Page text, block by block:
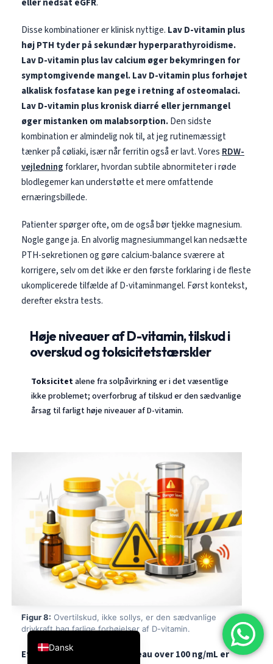
Disse kombinationer er klinisk nyttige. Lav D-vitamin plus
høj PTH tyder på sekundær hyperparathyroidisme.
Lav D-vitamin plus lav calcium øger bekymringen for
symptomgivende mangel.Lav D-vitamin plus forhøjet
alkalisk fosfatase kan pege i retning af osteomalaci.
Lav D-vitamin plus kronisk diarré eller jernmangel
øger mistanken om malabsorption.Den sidste
kombination er almindelig nok til, at jeg rutinemæssigt
tænker på cøliaki, især når ferritin også er lavt. Vores RDW-
vejledningforklarer, hvordan subtile abnormiteter i røde
blodlegemer kan understøtte et mere omfattende
ernæringsbillede.
Patienter spørger ofte, om de også bør tjekke magnesium.
Nogle gange ja. En alvorlig magnesiummangel kan nedsætte
PTH-sekretionen og gøre calcium-balance sværere at
korrigere, selv om det ikke er den første forklaring i de fleste
ukomplicerede tilfælde af D-vitaminmangel. Først kontekst,
derefter ekstra tests.
Høje niveauer af D-vitamin, tilskud i
overskud og toksicitetstærskler
Toksicitetalene fra solpåvirkning er i det væsentlige
ikke problemet; overforbrug af tilskud er den sædvanlige
årsag til farligt høje niveauer af D-vitamin.
Figur 8: Overtilskud, ikke sollys, er den sædvanlige
drivkraft bag farlige forhøjelser af D-vitamin.
Et 25-hydroxyvitamin D-niveau over 100 ng/mL er
Dansk
English
العربية
Français
עִבְרִית
Italiano
Español
Português
简体中文
فارسی
Nederlands
Bahasa Indonesia
Հայերեն
Íslenska
Српски језик
Svenska
Bosanski
Azərbaycan dili
Eesti
日本語
Čeština
ქართული
Русский
Lietuvių kalba
Polski
한국어
Slovenščina